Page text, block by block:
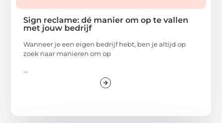
Sign reclame: dé manier om op te vallen
met jouw bedrijf
Wanneer je een eigen bedrijf hebt, ben je altijd op
zoek naar manieren om op
...